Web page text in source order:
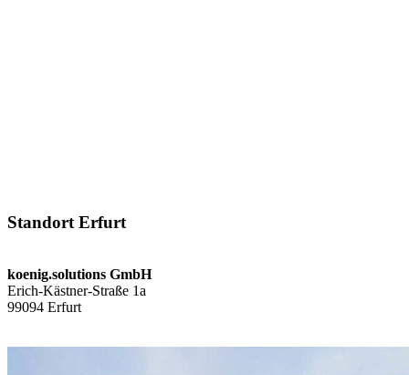
Standort Erfurt
koenig.solutions GmbH
Erich-Kästner-Straße 1a
99094 Erfurt